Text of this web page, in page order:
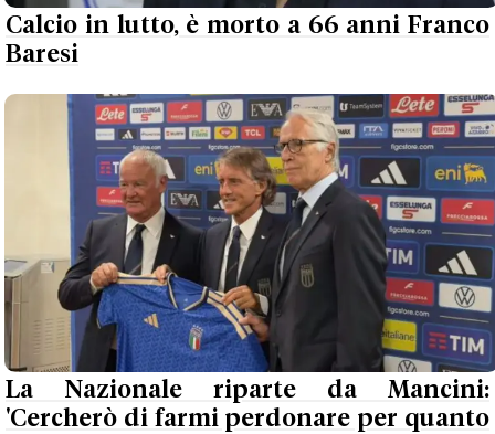
Calcio in lutto, è morto a 66 anni Franco
Baresi
La Nazionale riparte da Mancini:
'Cercherò di farmi perdonare per quanto